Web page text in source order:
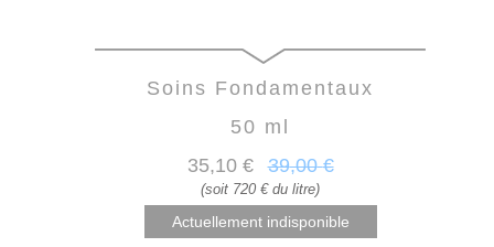
Soins Fondamentaux
50 ml
35,10 € 39,00 €
(soit 720 € du litre)
Actuellement indisponible